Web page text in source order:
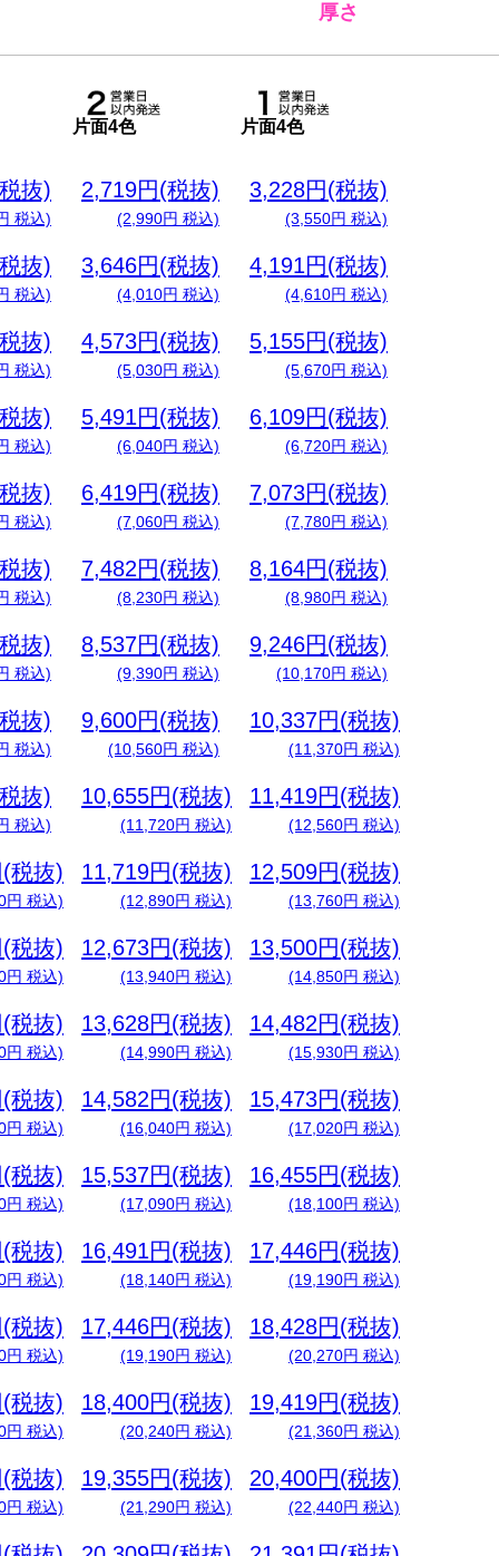
厚さ
片面4色 片面4色
抜)
税込)
2,719円(税抜)
(2,990円 税込)
3,228円(税抜)
(3,550円 税込)
抜)
税込)
3,646円(税抜)
(4,010円 税込)
4,191円(税抜)
(4,610円 税込)
抜)
税込)
4,573円(税抜)
(5,030円 税込)
5,155円(税抜)
(5,670円 税込)
抜)
税込)
5,491円(税抜)
(6,040円 税込)
6,109円(税抜)
(6,720円 税込)
抜)
税込)
6,419円(税抜)
(7,060円 税込)
7,073円(税抜)
(7,780円 税込)
抜)
税込)
7,482円(税抜)
(8,230円 税込)
8,164円(税抜)
(8,980円 税込)
抜)
税込)
8,537円(税抜)
(9,390円 税込)
9,246円(税抜)
(10,170円 税込)
抜)
税込)
9,600円(税抜)
(10,560円 税込)
10,337円(税抜)
(11,370円 税込)
抜)
税込)
10,655円(税抜)
(11,720円 税込)
11,419円(税抜)
(12,560円 税込)
税抜)
円 税込)
11,719円(税抜)
(12,890円 税込)
12,509円(税抜)
(13,760円 税込)
税抜)
円 税込)
12,673円(税抜)
(13,940円 税込)
13,500円(税抜)
(14,850円 税込)
税抜)
円 税込)
13,628円(税抜)
(14,990円 税込)
14,482円(税抜)
(15,930円 税込)
税抜)
円 税込)
14,582円(税抜)
(16,040円 税込)
15,473円(税抜)
(17,020円 税込)
税抜)
円 税込)
15,537円(税抜)
(17,090円 税込)
16,455円(税抜)
(18,100円 税込)
税抜)
円 税込)
16,491円(税抜)
(18,140円 税込)
17,446円(税抜)
(19,190円 税込)
税抜)
円 税込)
17,446円(税抜)
(19,190円 税込)
18,428円(税抜)
(20,270円 税込)
税抜)
円 税込)
18,400円(税抜)
(20,240円 税込)
19,419円(税抜)
(21,360円 税込)
税抜)
円 税込)
19,355円(税抜)
(21,290円 税込)
20,400円(税抜)
(22,440円 税込)